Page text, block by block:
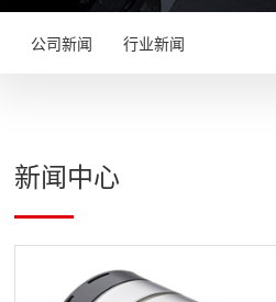
公司新闻 行业新闻
新闻中心